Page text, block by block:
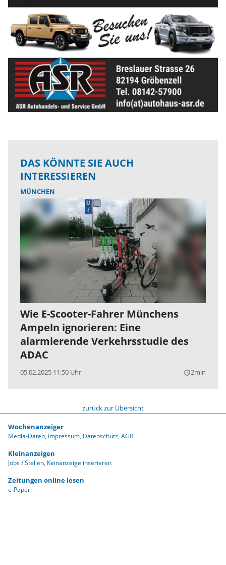
DAS KÖNNTE SIE AUCH
INTERESSIEREN
MÜNCHEN
Wie E-Scooter-Fahrer Münchens
Ampeln ignorieren: Eine
alarmierende Verkehrsstudie des
ADAC
05.02.2025 11:50 Uhr query_builder2min
zurück zur Übersicht
Wochenanzeiger
Media-Daten Impressum Datenschutz AGB
Kleinanzeigen
Jobs / Stellen Keinanzeige inserieren
Zeitungen online lesen
e-Paper